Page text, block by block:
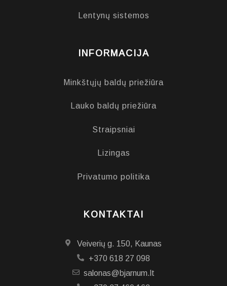
Lentynų sistemos
INFORMACIJA
Minkštųjų baldų priežiūra
Lauko baldų priežiūra
Straipsniai
Lizingas
Privatumo politika
KONTAKTAI
Veiverių g. 150, Kaunas
+370 618 27 098
salonas@bjarnum.lt